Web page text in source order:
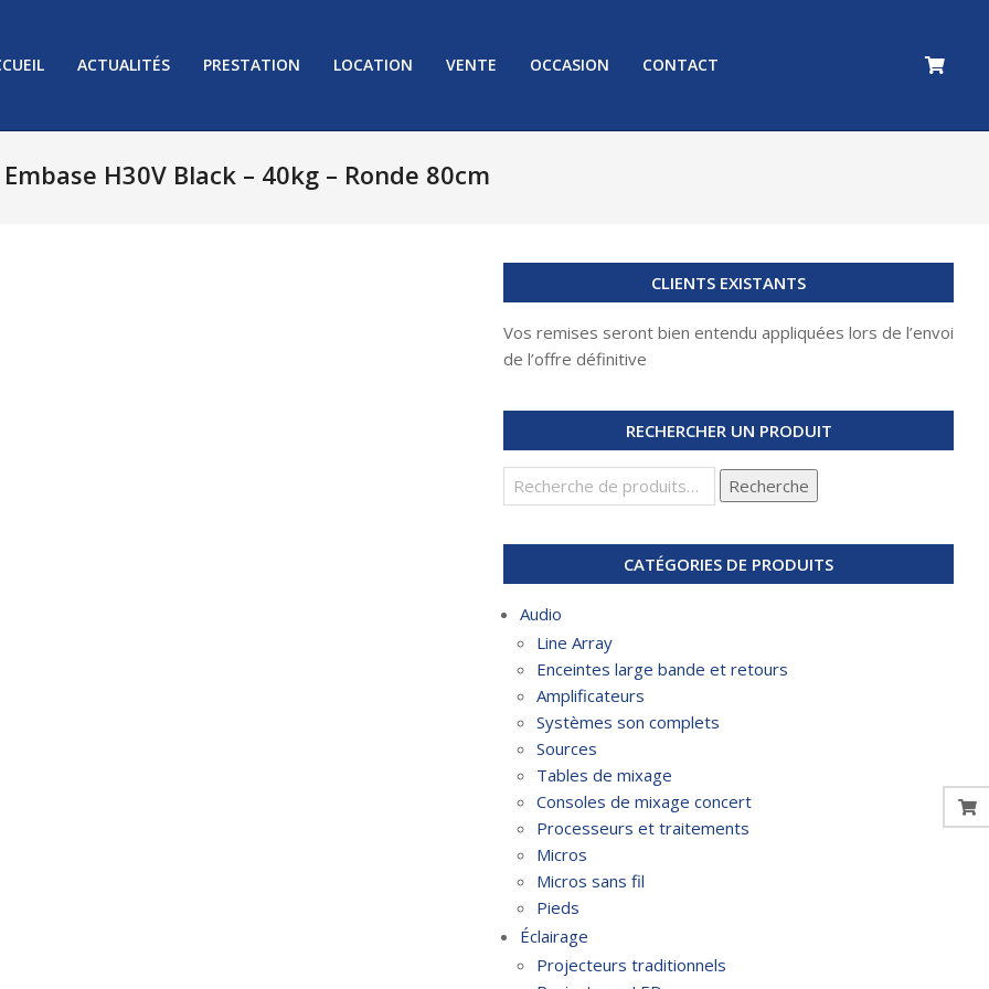
ACTUALITÉS PRESTATION LOCATION VENTE OCCASION CONTACT
Embase H30V Black – 40kg – Ronde 80cm
CLIENTS EXISTANTS
Vos remises seront bien entendu appliquées lors de l’envoi
de l’offre définitive
RECHERCHER UN PRODUIT
Recherche
pour :
Recherche
CATÉGORIES DE PRODUITS
Audio
Line Array
Enceintes large bande et retours
Amplificateurs
Systèmes son complets
Sources
Tables de mixage
Consoles de mixage concert
Processeurs et traitements
Micros
Micros sans fil
Pieds
Éclairage
Projecteurs traditionnels